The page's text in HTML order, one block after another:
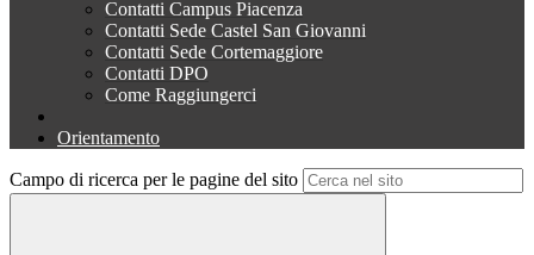
Contatti Campus Piacenza
Contatti Sede Castel San Giovanni
Contatti Sede Cortemaggiore
Contatti DPO
Come Raggiungerci
Orientamento
Campo di ricerca per le pagine del sito